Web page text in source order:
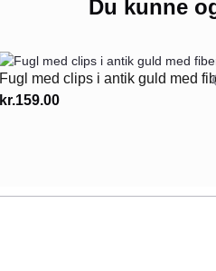
Du kunne
Fugl med clips i antik guld med
kr.159.00